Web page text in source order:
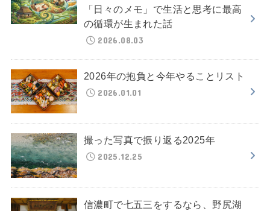
「日々のメモ」で生活と思考に最高
の循環が生まれた話
2026.08.03
2026年の抱負と今年やることリスト
2026.01.01
撮った写真で振り返る2025年
2025.12.25
信濃町で七五三をするなら、野尻湖